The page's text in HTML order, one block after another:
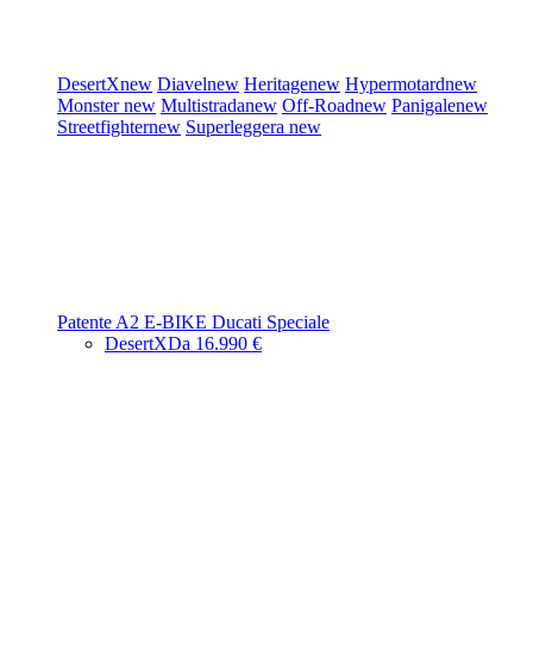
DesertXnew Diavelnew Heritagenew Hypermotardnew
Monsternew Multistradanew Off-Roadnew Panigalenew
Streetfighternew Superleggera new
Patente A2 E-BIKE Ducati Speciale
DesertXDa 16.990 €